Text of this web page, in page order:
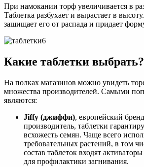
При намокании торф увеличивается в
Таблетка разбухает и вырастает в
защищает его от распада и придает
Какие таблетки выбрать?
На полках магазинов можно увидеть
множества производителей. Самыми
являются:
Jiffy (джиффи), европейский
производитель, таблетки
всхожесть семян. Чаще всего
требовательных растений, в том
состав таблеток входят
для профилактики загнивания.